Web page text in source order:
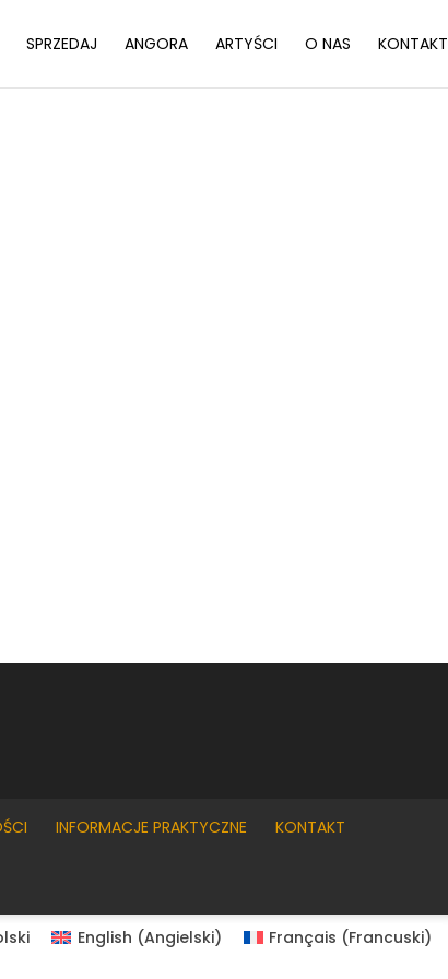
SPRZEDAJ ANGORA ARTYŚCI O NAS KONTAKT
INFORMACJE PRAKTYCZNE KONTAKT
English (Angielski) Français (Francuski)